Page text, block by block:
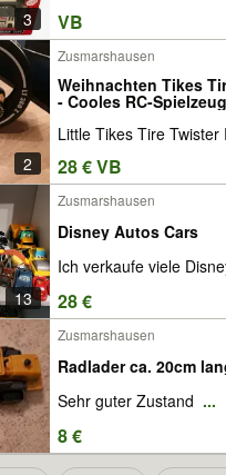
3 VB
2
Zusmarshausen
Weihnachten Tikes Tire Twister RC Wheelz
- Cooles RC-Spielzeug
Little Tikes Tire Twister
28 € VB
13
Zusmarshausen
Disney Autos Cars
Ich verkaufe viele
28 €
Zusmarshausen
Radlader ca. 20cm
Sehr guter Zustand ...
8 €